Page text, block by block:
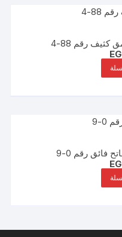
رقم 88-4
فائق رقم 0-9